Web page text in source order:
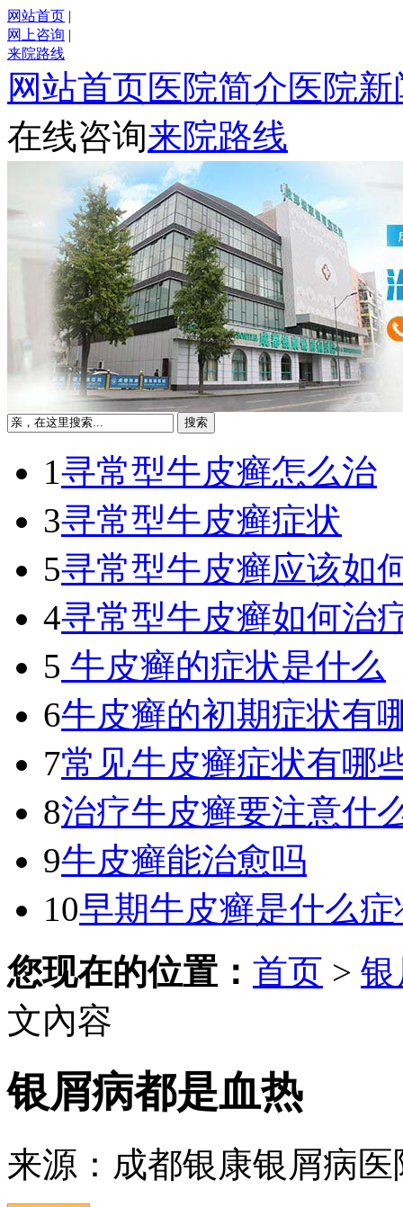
网站首页 |
网上咨询 |
来院路线
网站首页医院简介医院新
在线咨询来院路线
1寻常型牛皮癣怎么治
3寻常型牛皮癣症状
5寻常型牛皮癣应该如
4寻常型牛皮癣如何治
5 牛皮癣的症状是什么
6牛皮癣的初期症状有
7常见牛皮癣症状有哪
8治疗牛皮癣要注意什
9牛皮癣能治愈吗
10早期牛皮癣是什么症
您现在的位置： 首页 >
文內容
银屑病都是血热
来源：成都银康银屑病医